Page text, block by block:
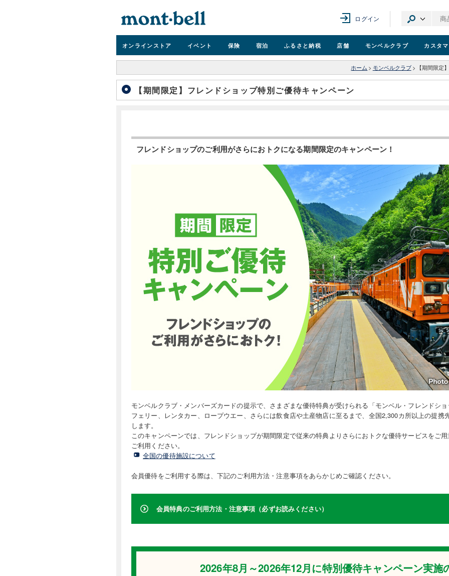
ログイン
オンラインストア イベント 保険 宿泊 ふるさと納税 店舗 モンベルクラブ カスタ
ホーム > モンベルクラブ > 【期間限定
【期間限定】フレンドショップ特別ご優待キャンペーン
フレンドショップのご利用がさらにおトクになる期間限定のキャンペーン！
モンベルクラブ・メンバーズカードの提示で、さまざまな優待特典が受けられる「モンベル・フレンドシ
フェリー、レンタカー、ロープウエー、さらには飲食店や土産物店に至るまで、全国2,300カ所以上の提携
します。
このキャンペーンでは、フレンドショップが期間限定で従来の特典よりさらにおトクな優待サービスをご
ご利用ください。
全国の優待施設について
会員優待をご利用する際は、下記のご利用方法・注意事項をあらかじめご確認ください。
会員特典のご利用方法・注意事項（必ずお読みください）
2026年8月～2026年12月に特別優待キャンペーン実施